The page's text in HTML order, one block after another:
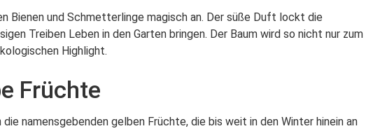
Bienen und Schmetterlinge magisch an. Der süße Duft lockt die
Treiben Leben in den Garten bringen. Der Baum wird so nicht nur zum
Highlight.
Früchte
namensgebenden gelben Früchte, die bis weit in den Winter hinein an